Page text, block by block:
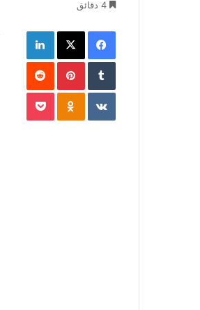
فيسبوك ‫X
‏Tumblr بينتيريست
‏VKontakte